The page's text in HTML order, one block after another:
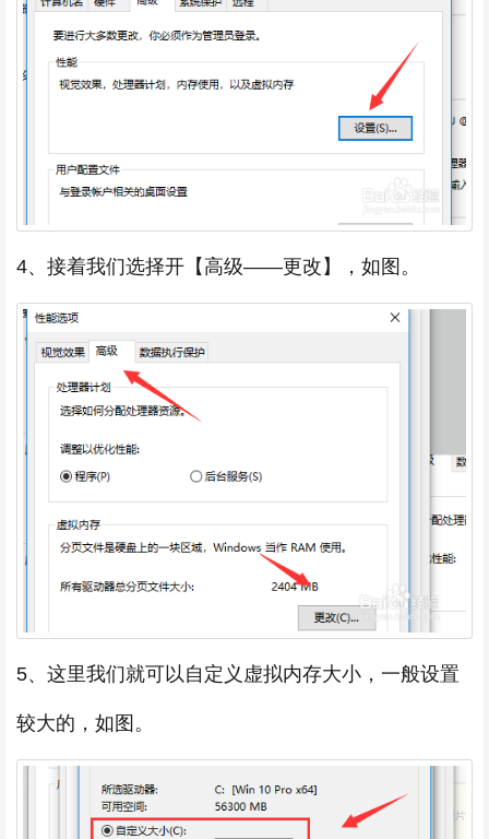
4、接着我们选择开【高级——更改】，如图。
5、这里我们就可以自定义虚拟内存大小，一般设置
较大的，如图。